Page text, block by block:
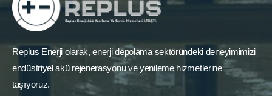
Replus Enerji olarak, enerji depolama sektöründeki deneyimimizi
endüstriyel akü rejenerasyonu ve yenileme hizmetlerine
taşıyoruz.